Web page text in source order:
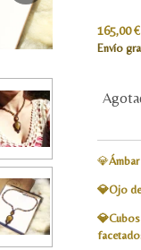
165,00 €
Envío
💎
💎Ojo